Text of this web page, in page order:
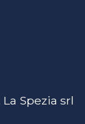
Spezia srl